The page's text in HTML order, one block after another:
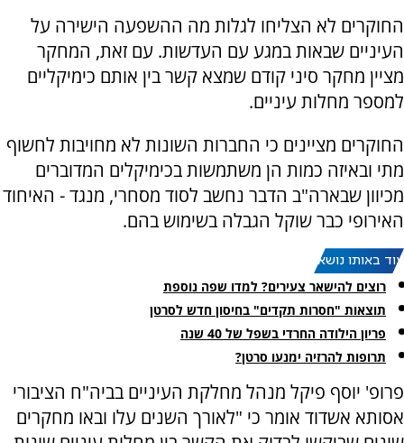
החוקרים לא הצליחו לגלות מה ההשפעה הישירה על
העיניים שבאות במגע עם העדשות. עם זאת, המחקר
מציין מחקר סיני קודם שמצא קשר בין אותם כימיקליים
למספר מחלות עיניים.
החוקרים מציינים כי החברות השונות לא מחויבות לחשוף
מתי ובאיזה כמות הן משתמשות בכימיקלים המדוברים
מכיוון שבארה"ב הדבר נחשב לסוד מסחרי, מנגד - האיחוד
האירופי כבר שוקל הגבלה בשימוש בהם.
עוד באותו נושא:
רוצים להישאר צעירים? למדו שפה נוספת
תוצאות "חסרות תקדים" בחיסון חדש לסרטן
פריון הילודה החרדי בשפל של 40 שנה
תרופות להרזיה ימנעו סרטן?
פרופ' יוסף פיקל מנהל מחלקת העיניים בביה"ח הציבורי
אסותא אשדוד אומר כי "לאורך השנים עלו ובאו מחקרים